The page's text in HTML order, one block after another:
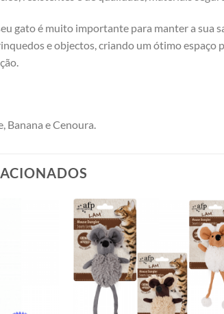
gato é muito importante para manter a sua
e objectos, criando um ótimo
Banana e Cenoura.